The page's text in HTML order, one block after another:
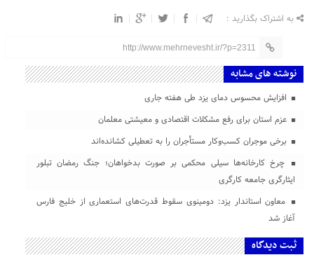
به اشتراک بگذارید :
http://www.mehrnevesht.ir/?p=2311
نوشته های مشابه
افزایش محسوس دمای یزد طی هفته جاری
عزم استان برای رفع مشکلات اقتصادی و معیشتی معلمان
برخی موجران کسب‌وکار مستأجران را به تعطیلی کشانده‌اند
چرخ کارخانه‌ها سیلی محکمی بر صورت بدخواهان؛ جنگ رمضان تبلور
ایثارگری جامعه کارگری
معاون استاندار یزد: دومینوی سقوط قدرت‌های استعماری از خلیج فارس
آغاز شد
ثبت دیدگاه